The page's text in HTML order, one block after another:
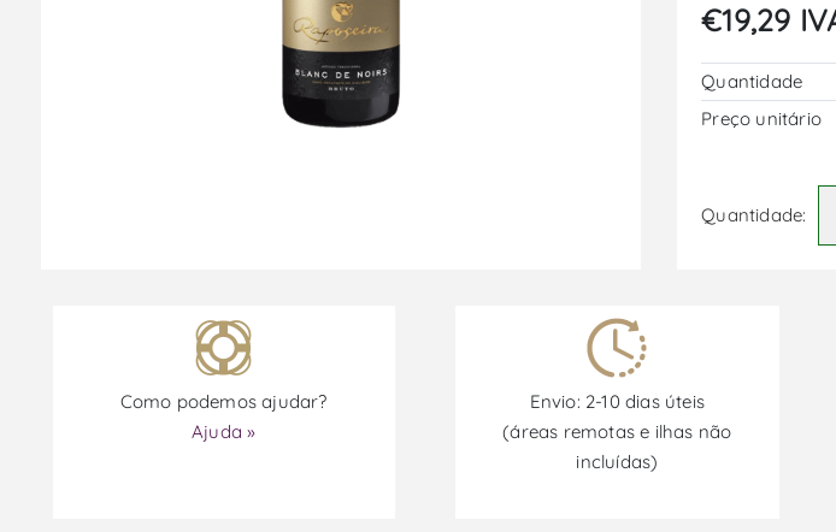
€19,29
Quantidade
Preço unitário
Quantidade:
Como podemos ajudar?
Ajuda »
Envio: 2-10 dias úteis
(áreas remotas e ilhas não
incluídas)